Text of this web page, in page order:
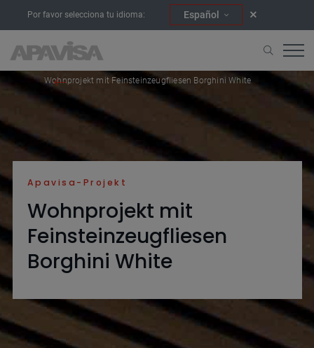
Por favor selecciona tu idioma: Español
Wohnprojekt mit Feinsteinzeugfliesen Borghini White
Apavisa-Projekt
Wohnprojekt mit
Feinsteinzeugfliesen
Borghini White